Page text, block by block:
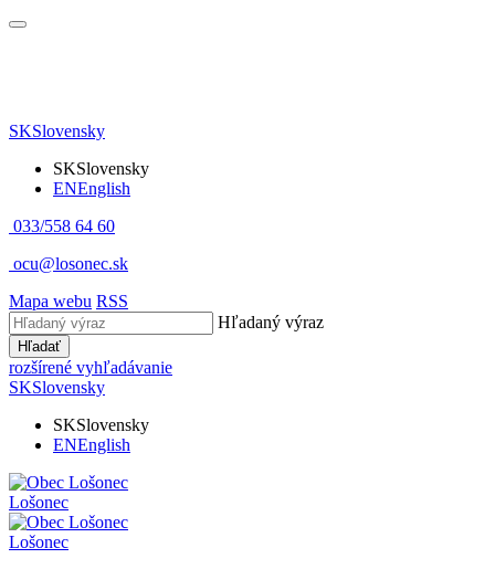
SKSlovensky
SKSlovensky
ENEnglish
033/558 64 60
ocu@losonec.sk
Mapa webu RSS
Hľadaný výraz
Hľadať
rozšírené vyhľadávanie
SKSlovensky
SKSlovensky
ENEnglish
Lošonec
Lošonec